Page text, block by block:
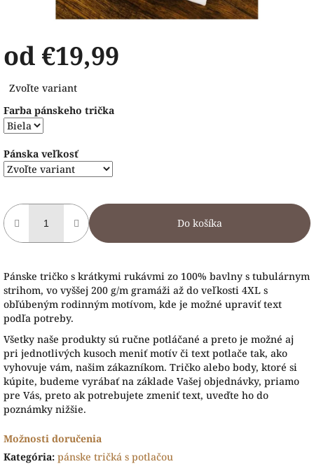
od €19,99
cena:
Zvoľte variant
Farba pánskeho trička
Pánska veľkosť
Do košíka
Pánske tričko s krátkymi rukávmi zo 100% bavlny s tubulárnym
strihom, vo vyššej 200 g/m gramáži až do veľkosti 4XL s
obľúbeným rodinným motívom, kde je možné upraviť text
podľa potreby.
Všetky naše produkty sú ručne potláčané a preto je možné aj
pri jednotlivých kusoch meniť motív či text potlače tak, ako
vyhovuje vám, našim zákazníkom. Tričko alebo body, ktoré si
kúpite, budeme vyrábať na základe Vašej objednávky, priamo
pre Vás, preto ak potrebujete zmeniť text, uveďte ho do
poznámky nižšie.
Možnosti doručenia
Kategória: pánske tričká s potlačou